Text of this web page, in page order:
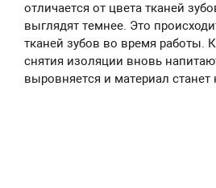
отличается от цвета тканей
выглядят темнее. Это
тканей зубов во время работы.
снятия изоляции вновь
выровняется и материал станет